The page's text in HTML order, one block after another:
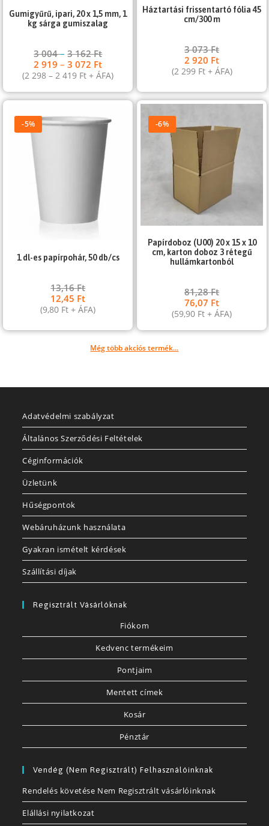
Gumigyűrű, ipari, 20 x 1,5 mm, 1
kg sárga gumiszalag
3 004–3 162Ft
2 919–3 072 Ft
(2 298–2 419 Ft + ÁFA)
Háztartási frissentartó fólia 45
cm/300 m
3 073Ft
2 920 Ft
(2 299 Ft+ ÁFA)
-5%
1 dl-es papírpohár, 50 db/cs
13,16Ft
12,45 Ft
(9,80 Ft + ÁFA)
-6%
Papírdoboz (U00) 20 x 15 x 10
cm, karton doboz 3 rétegű
hullámkartonból
81,28Ft
76,07 Ft
(59,90 Ft + ÁFA)
Még több akciós termék...
Adatvédelmi szabályzat
Általános Szerződési Feltételek
Céginformációk
Üzletünk
Hűségpontok
Webáruházunk használata
Gyakran ismételt kérdések
Szállítási díjak
Regisztrált Vásárlóknak
Fiókom
Kedvenc termékeim
Pontjaim
Mentett címek
Kosár
Pénztár
Vendég (nem Regisztrált) Felhasználóinknak
Rendelés követése Nem Regisztrált vásárlóinknak
Elállási nyilatkozat